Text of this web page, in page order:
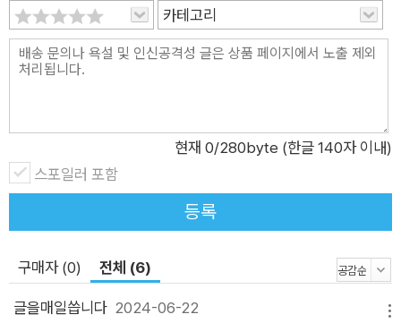
규정하고 영토제국들에 초점을 맞춘다는 점에서 기존 통사들과
차별화된다. 이 접근법은 무엇보다 2차대전을 유발한 요인들을
더 장기적이고 폭넓은 시각에서 파악할 수 있도록 해준다는 장점
일찍이 19세기 후반부터 형성되기 시작했고, 그 영향권도 유럽으
로 국한되지 않고 전 세계를 아울렀기 때문이다. 오버리에 따르면
이미 1차대전부터 제국들끼리 충돌한 ‘제국주의 전쟁’이었으며(1
차대전을 일으킨 영국, 프랑스, 러시아, 독일, 오스트리아-헝가리,
오스만은 모두 제국이었다), 1914년부터 1945년까지 이어진 1
차대전과 2차대전을 하나로 묶어 20세기의 ‘30년 전쟁’으로 여
길 수도 있다. 또한 오버리의 접근법은 제국 구상과 제국 위기가
2차대전의 기원 및 경과의 얼개를 이루었다는 것, 2차대전에서
카테고리
현재 0/280byte (한글 140자 이내)
스포일러 포함
등록
구매자 (0) 전체 (6)
글을매일씁니다 2024-06-22